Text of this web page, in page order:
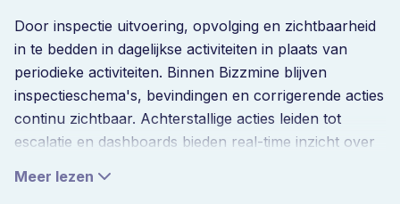
Door inspectie uitvoering, opvolging en zichtbaarheid
in te bedden in dagelijkse activiteiten in plaats van
periodieke activiteiten. Binnen Bizzmine blijven
inspectieschema's, bevindingen en corrigerende acties
continu zichtbaar. Achterstallige acties leiden tot
escalatie en dashboards bieden real-time inzicht over
Meer lezen